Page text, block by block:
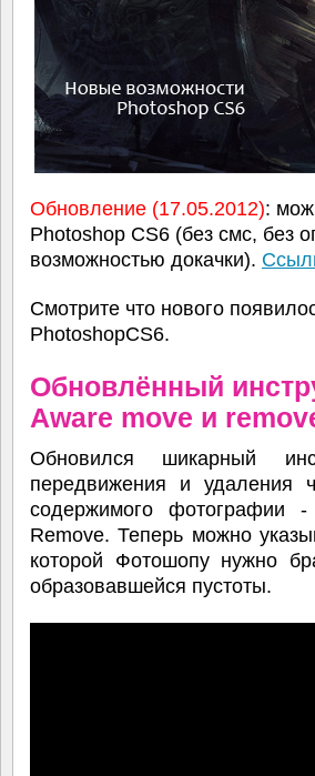
Обновление (17.05.2012):
Photoshop CS6 (без смс, без
возможностью докачки).
Смотрите что нового
PhotoshopCS6.
Обновлённый
Aware move и
Обновился шикарный
передвижения и удаления
содержимого фотографии
Remove. Теперь можно
которой Фотошопу нужно
образовавшейся пустоты.